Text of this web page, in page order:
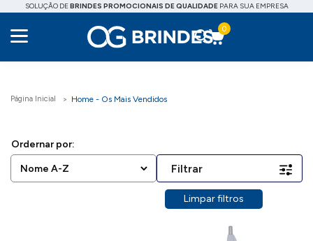
SOLUÇÃO DEBRINDES PROMOCIONAIS DE QUALIDADEPARA SUA EMPRESA
0
Home - Os Mais Vendidos
Filtrar
Limpar filtros